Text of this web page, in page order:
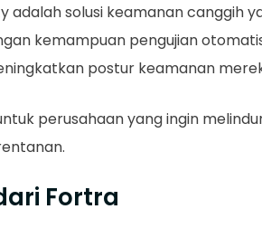
adalah solusi keamanan canggih
kemampuan pengujian
postur keamanan
perusahaan yang ingin
Fortra